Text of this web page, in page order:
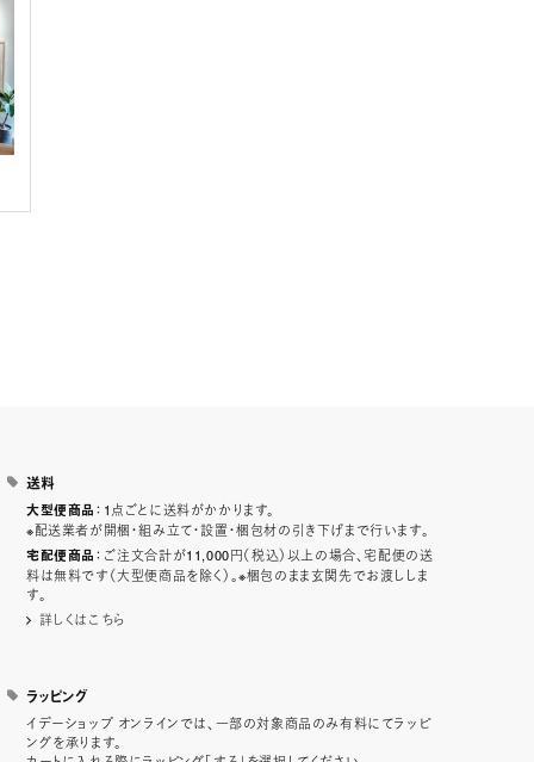
送料
大型便商品 ：1点ごとに送料がかかります。
※配送業者が開梱・組み立て・設置・梱包材の引き下げまで行います。
宅配便商品 ：ご注文合計が11,000円（税込）以上の場合、宅配便の送
料は無料です（大型便商品を除く）。※梱包のまま玄関先でお渡ししま
す。
詳しくはこちら
ラッピング
イデーショップ オンラインでは、一部の対象商品のみ有料にてラッピ
ングを承ります。